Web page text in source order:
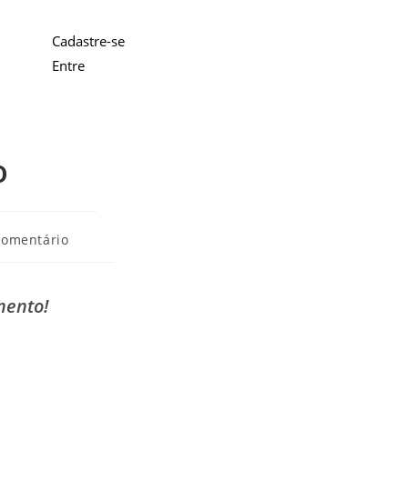
Cadastre-se
Entre